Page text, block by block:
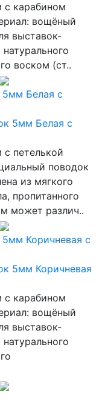
карабином
вощёный
выставок-
воском (ст..
5мм Белая с
петелькой
поводок
из мягкого
пропитанного
может различ..
5мм Коричневая с
карабином
вощёный
выставок-